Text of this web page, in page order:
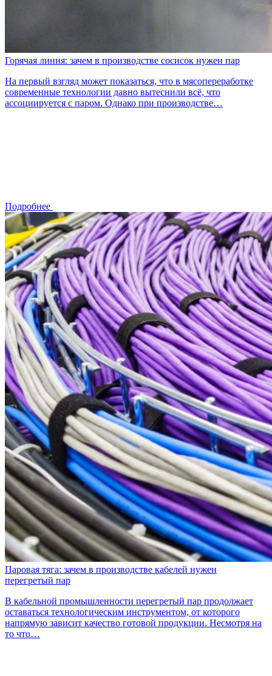
Горячая линия: зачем в производстве сосисок нужен пар
На первый взгляд может показаться, что в мясопереработке
современные технологии давно вытеснили всё, что
ассоциируется с паром. Однако при производстве…
Подробнее
Паровая тяга: зачем в производстве кабелей нужен
перегретый пар
В кабельной промышленности перегретый пар продолжает
оставаться технологическим инструментом, от которого
напрямую зависит качество готовой продукции. Несмотря на
то что…